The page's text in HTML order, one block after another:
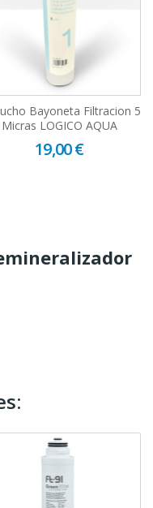
Bayoneta Filtracion 5
Micras LOGICO AQUA
19,00 €